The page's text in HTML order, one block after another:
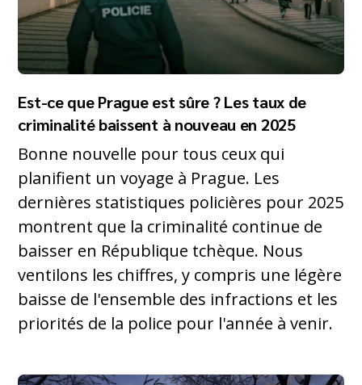
Est-ce que Prague est sûre ? Les taux de
criminalité baissent à nouveau en 2025
Bonne nouvelle pour tous ceux qui
planifient un voyage à Prague. Les
dernières statistiques policières pour 2025
montrent que la criminalité continue de
baisser en République tchèque. Nous
ventilons les chiffres, y compris une légère
baisse de l'ensemble des infractions et les
priorités de la police pour l'année à venir.